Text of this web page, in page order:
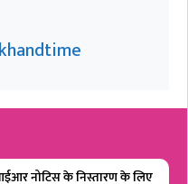
नोटिस के निस्तारण के लिए